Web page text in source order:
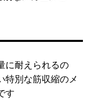
に耐えられるの
特別な筋収縮のメ
す